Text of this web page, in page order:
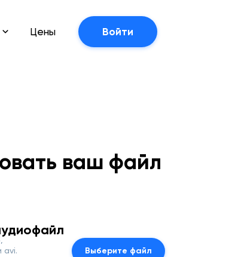
Цены Войти
ваш файл
avi.
Выберите файл